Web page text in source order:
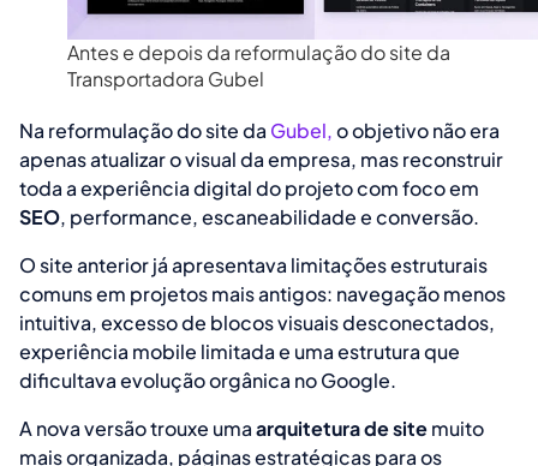
Antes e depois da reformulação do site da
Transportadora Gubel
Na reformulação do site da Gubel,o objetivo não era
apenas atualizar o visual da empresa, mas reconstruir
toda a experiência digital do projeto com foco em
SEO, performance, escaneabilidade e conversão.
O site anterior já apresentava limitações estruturais
comuns em projetos mais antigos: navegação menos
intuitiva, excesso de blocos visuais desconectados,
experiência mobile limitada e uma estrutura que
dificultava evolução orgânica no Google.
A nova versão trouxe umaarquitetura de sitemuito
mais organizada, páginas estratégicas para os